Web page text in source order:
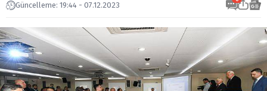
Güncelleme: 19:44 - 07.12.2023